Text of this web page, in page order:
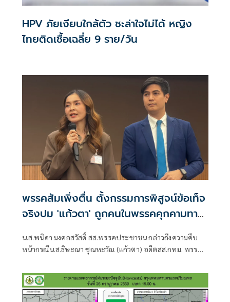
HPV ภัยเงียบใกล้ตัว ชะล่าใจไม่ได้ หญิง
ไทยติดเชื้อเฉลี่ย 9 ราย/วัน
พรรคส้มเพิ่งตื่น ตั้งกรรมการพิสูจน์ข้อเท็จ
จริงปม 'แก้วตา' ถูกคนในพรรคคุกคามทาง
น.ส.พนิดา มงคลสวัสดิ์ สส.พรรคประชาชน กล่าวถึงความคืบ
หน้ากรณีน.ส.ธิษะณา ชุณหะวัณ (แก้วตา) อดีตสส.กทม. พรรค
ไม่มีผู้ที่มีส่วนเกี่ยวข้องกับสภาชุดที่ผ่านมาขึ้นมา เพื่อเปิดพื้นที่
ให้ผู้เสียหายรู้สึกสบายใจที่สุด วางใจที่สุด และปลอดภัยที่สุด